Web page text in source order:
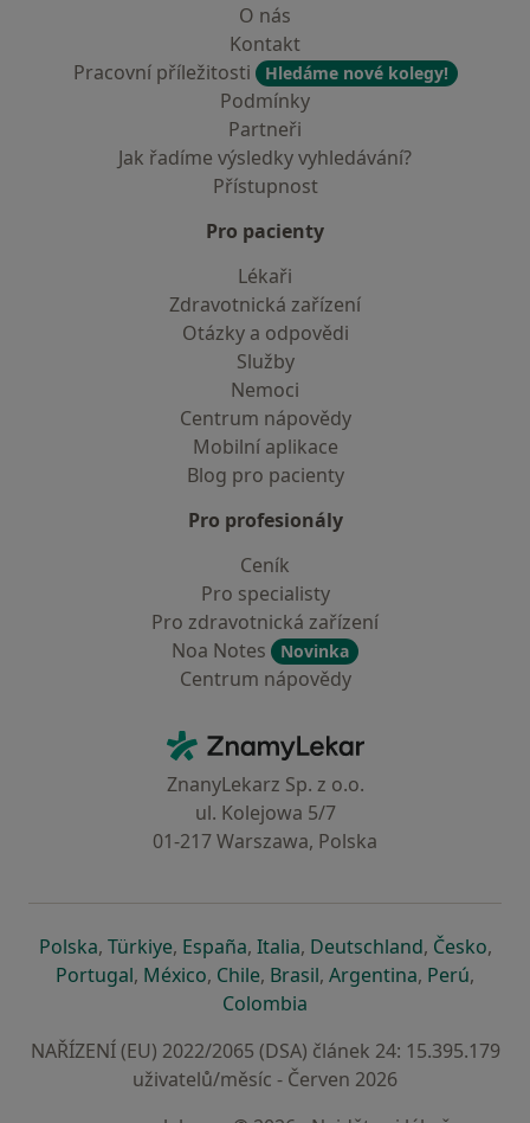
O nás
Kontakt
Pracovní příležitosti
Hledáme nové kolegy!
Podmínky
Partneři
Jak řadíme výsledky vyhledávání?
Přístupnost
Pro pacienty
Lékaři
Zdravotnická zařízení
Otázky a odpovědi
Služby
Nemoci
Centrum nápovědy
Mobilní aplikace
Blog pro pacienty
Pro profesionály
Ceník
Pro specialisty
Pro zdravotnická zařízení
Noa Notes
Novinka
Centrum nápovědy
ZnamyLekar - Hlavní stránka
ZnanyLekarz Sp. z o.o.
ul. Kolejowa 5/7
01-217 Warszawa, Polska
Polskase otevře v nové záložce
, Türkiyese otevře v nové záložce
, Españase otevře v nové záložce
, Italiase otevře v nové záložce
, Deutschlandse otevře v
, Českose
,
Portugalse otevře v nové záložce
, Méxicose otevře v nové záložce
, Chilese otevře v nové záložce
, Brasilse otevře v nové
, Argentinase otevře v
, Perúse
,
Colombia
NAŘÍZENÍ (EU) 2022/2065 (DSA) článek 24: 15.395.179
uživatelů/měsíc - Červen 2026